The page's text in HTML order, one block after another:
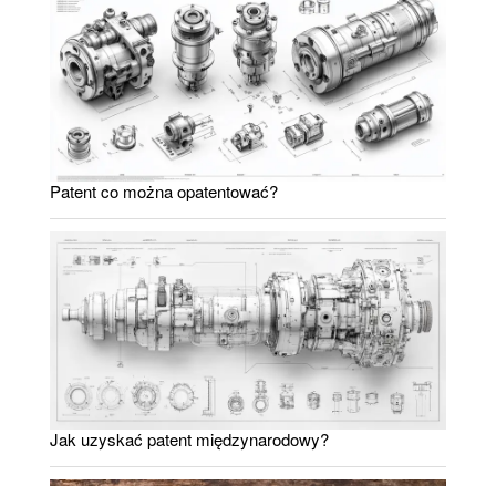
Patent co można opatentować?
Jak uzyskać patent międzynarodowy?